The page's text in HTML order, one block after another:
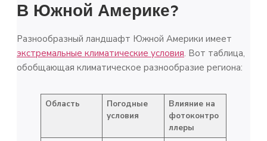
В Южной Америке?
Разнообразный ландшафт Южной Америки имеет
экстремальные климатические условия. Вот таблица,
обобщающая климатическое разнообразие региона:
Область
Погодные
условия
Влияние на
фотоконтро
ллеры